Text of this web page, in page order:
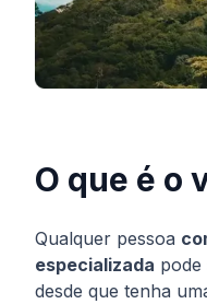
O que é o
Qualquer pessoa
especializada pode
desde que tenha